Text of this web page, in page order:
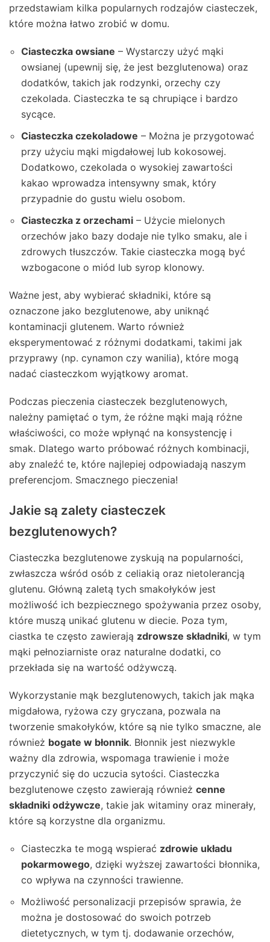
przedstawiam kilka popularnych rodzajów ciasteczek,
które można łatwo zrobić w domu.
Ciasteczka owsiane – Wystarczy użyć mąki
owsianej (upewnij się, że jest bezglutenowa) oraz
dodatków, takich jak rodzynki, orzechy czy
czekolada. Ciasteczka te są chrupiące i bardzo
sycące.
Ciasteczka czekoladowe – Można je przygotować
przy użyciu mąki migdałowej lub kokosowej.
Dodatkowo, czekolada o wysokiej zawartości
kakao wprowadza intensywny smak, który
przypadnie do gustu wielu osobom.
Ciasteczka z orzechami – Użycie mielonych
orzechów jako bazy dodaje nie tylko smaku, ale i
zdrowych tłuszczów. Takie ciasteczka mogą być
wzbogacone o miód lub syrop klonowy.
Ważne jest, aby wybierać składniki, które są
oznaczone jako bezglutenowe, aby uniknąć
kontaminacji glutenem. Warto również
eksperymentować z różnymi dodatkami, takimi jak
przyprawy (np. cynamon czy wanilia), które mogą
nadać ciasteczkom wyjątkowy aromat.
Podczas pieczenia ciasteczek bezglutenowych,
należny pamiętać o tym, że różne mąki mają różne
właściwości, co może wpłynąć na konsystencję i
smak. Dlatego warto próbować różnych kombinacji,
aby znaleźć te, które najlepiej odpowiadają naszym
preferencjom. Smacznego pieczenia!
Jakie są zalety ciasteczek
bezglutenowych?
Ciasteczka bezglutenowe zyskują na popularności,
zwłaszcza wśród osób z celiakią oraz nietolerancją
glutenu. Główną zaletą tych smakołyków jest
możliwość ich bezpiecznego spożywania przez osoby,
które muszą unikać glutenu w diecie. Poza tym,
ciastka te często zawierają zdrowsze składniki, w tym
mąki pełnoziarniste oraz naturalne dodatki, co
przekłada się na wartość odżywczą.
Wykorzystanie mąk bezglutenowych, takich jak mąka
migdałowa, ryżowa czy gryczana, pozwala na
tworzenie smakołyków, które są nie tylko smaczne, ale
również bogate w błonnik. Błonnik jest niezwykle
ważny dla zdrowia, wspomaga trawienie i może
przyczynić się do uczucia sytości. Ciasteczka
bezglutenowe często zawierają również cenne
składniki odżywcze, takie jak witaminy oraz minerały,
które są korzystne dla organizmu.
Ciasteczka te mogą wspierać zdrowie układu
pokarmowego, dzięki wyższej zawartości błonnika,
co wpływa na czynności trawienne.
Możliwość personalizacji przepisów sprawia, że
można je dostosować do swoich potrzeb
dietetycznych, w tym tj. dodawanie orzechów,